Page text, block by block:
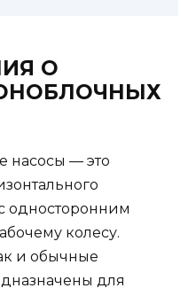
О
насосы — это
односторонним
колесу.
и обычные
для